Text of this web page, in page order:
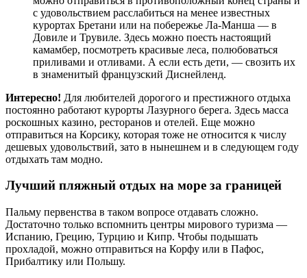
с удовольствием расслабиться на менее известных
курортах Бретани или на побережье Ла-Манша — в
Довиле и Трувиле. Здесь можно поесть настоящий
камамбер, посмотреть красивые леса, полюбоваться
приливами и отливами. А если есть дети, — свозить их
в знаменитый французский Диснейленд.
Интересно! Для любителей дорогого и престижного отдыха
постоянно работают курорты Лазурного берега. Здесь масса
роскошных казино, ресторанов и отелей. Еще можно
отправиться на Корсику, которая тоже не относится к числу
дешевых удовольствий, зато в нынешнем и в следующем году
отдыхать там модно.
Лучший пляжный отдых на море за границей
Пальму первенства в таком вопросе отдавать сложно.
Достаточно только вспомнить центры мирового туризма —
Испанию, Грецию, Турцию и Кипр. Чтобы подышать
прохладой, можно отправиться на Корфу или в Пафос,
Прибалтику или Польшу.